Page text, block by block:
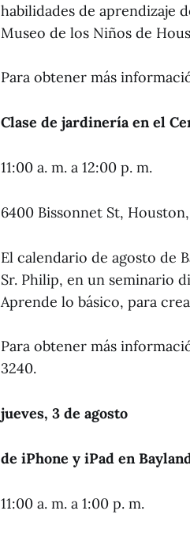
habilidades de aprendizaje
Museo de los Niños de
Para obtener más
Clase de jardinería en el
11:00 a. m. a 12:00 p. m.
6400 Bissonnet St, Houston,
El calendario de agosto de
Sr. Philip, en un seminario
Aprende lo básico, para
Para obtener más
3240.
jueves, 3 de agosto
de iPhone y iPad en
11:00 a. m. a 1:00 p. m.